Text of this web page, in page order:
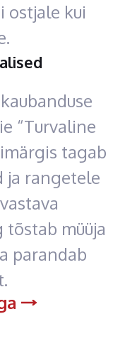
ostjale kui
“Turvaline
tagab
ja rangetele
tõstab müüja
parandab